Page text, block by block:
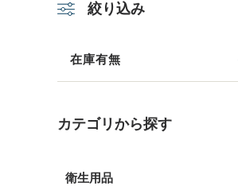
絞り込み
在庫有無
カテゴリから探す
衛生用品